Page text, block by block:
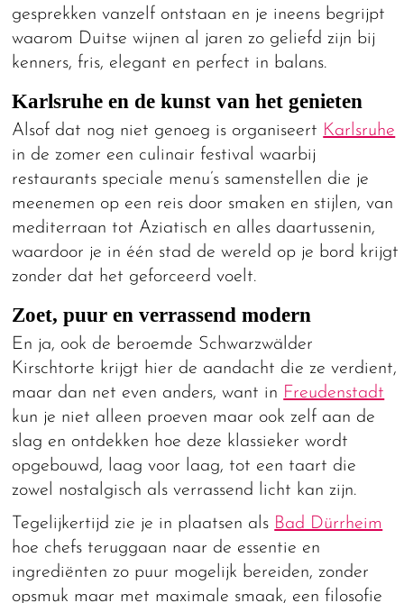
gesprekken vanzelf ontstaan en je ineens begrijpt
waarom Duitse wijnen al jaren zo geliefd zijn bij
kenners, fris, elegant en perfect in balans.
Karlsruhe en de kunst van het genieten
Alsof dat nog niet genoeg is organiseert Karlsruhe
in de zomer een culinair festival waarbij
restaurants speciale menu’s samenstellen die je
meenemen op een reis door smaken en stijlen, van
mediterraan tot Aziatisch en alles daartussenin,
waardoor je in één stad de wereld op je bord krijgt
zonder dat het geforceerd voelt.
Zoet, puur en verrassend modern
En ja, ook de beroemde Schwarzwälder
Kirschtorte krijgt hier de aandacht die ze verdient,
maar dan net even anders, want in Freudenstadt
kun je niet alleen proeven maar ook zelf aan de
slag en ontdekken hoe deze klassieker wordt
opgebouwd, laag voor laag, tot een taart die
zowel nostalgisch als verrassend licht kan zijn.
Tegelijkertijd zie je in plaatsen als Bad Dürrheim
hoe chefs teruggaan naar de essentie en
ingrediënten zo puur mogelijk bereiden, zonder
opsmuk maar met maximale smaak, een filosofie